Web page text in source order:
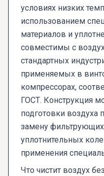
условиях низких
использованием
материалов и
совместимы с
стандартных
применяемых в
компрессорах,
ГОСТ. Конструкция
подготовки воздуха
замену
уплотнительных
применения
Что чистит воздух